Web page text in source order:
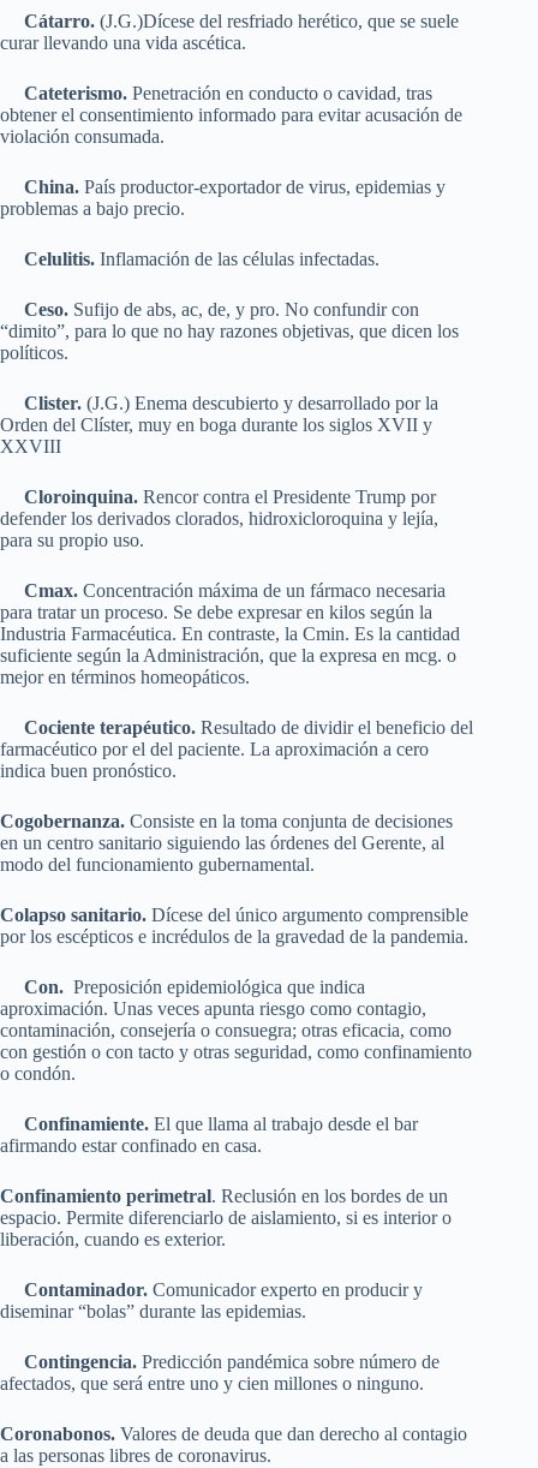
Cátarro. (J.G.)Dícese del resfriado herético, que se suele
curar llevando una vida ascética.
Cateterismo. Penetración en conducto o cavidad, tras
obtener el consentimiento informado para evitar acusación de
violación consumada.
China. País productor-exportador de virus, epidemias y
problemas a bajo precio.
Celulitis. Inflamación de las células infectadas.
Ceso. Sufijo de abs, ac, de, y pro. No confundir con
“dimito”, para lo que no hay razones objetivas, que dicen los
políticos.
Clister. (J.G.) Enema descubierto y desarrollado por la
Orden del Clíster, muy en boga durante los siglos XVII y
XXVIII
Cloroinquina. Rencor contra el Presidente Trump por
defender los derivados clorados, hidroxicloroquina y lejía,
para su propio uso.
Cmax. Concentración máxima de un fármaco necesaria
para tratar un proceso. Se debe expresar en kilos según la
Industria Farmacéutica. En contraste, la Cmin. Es la cantidad
suficiente según la Administración, que la expresa en mcg. o
mejor en términos homeopáticos.
Cociente terapéutico. Resultado de dividir el beneficio del
farmacéutico por el del paciente. La aproximación a cero
indica buen pronóstico.
Cogobernanza. Consiste en la toma conjunta de decisiones
en un centro sanitario siguiendo las órdenes del Gerente, al
modo del funcionamiento gubernamental.
Colapso sanitario. Dícese del único argumento comprensible
por los escépticos e incrédulos de la gravedad de la pandemia.
Con. Preposición epidemiológica que indica
aproximación. Unas veces apunta riesgo como contagio,
contaminación, consejería o consuegra; otras eficacia, como
con gestión o con tacto y otras seguridad, como confinamiento
o condón.
Confinamiente. El que llama al trabajo desde el bar
afirmando estar confinado en casa.
Confinamiento perimetral. Reclusión en los bordes de un
espacio. Permite diferenciarlo de aislamiento, si es interior o
liberación, cuando es exterior.
Contaminador. Comunicador experto en producir y
diseminar “bolas” durante las epidemias.
Contingencia. Predicción pandémica sobre número de
afectados, que será entre uno y cien millones o ninguno.
Coronabonos. Valores de deuda que dan derecho al contagio
a las personas libres de coronavirus.